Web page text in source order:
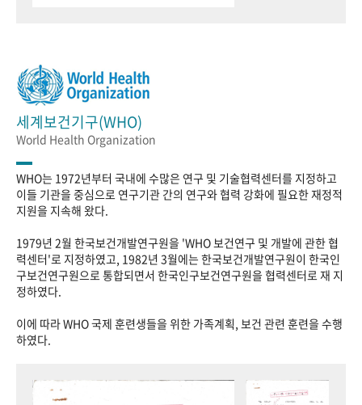
세계보건기구(WHO)
World Health Organization
WHO는 1972년부터 국내에 수많은 연구 및 기술협력센터를 지정하고
이들 기관을 중심으로 연구기관 간의 연구와 협력 강화에 필요한 재정적
지원을 지속해 왔다.
1979년 2월 한국보건개발연구원을 'WHO 보건연구 및 개발에 관한 협
력센터'로 지정하였고, 1982년 3월에는 한국보건개발연구원이 한국인
구보건연구원으로 통합되면서 한국인구보건연구원을 협력센터로 재 지
정하였다.
이에 따라 WHO 국제 훈련생들을 위한 가족계획, 보건 관련 훈련을 수행
하였다.